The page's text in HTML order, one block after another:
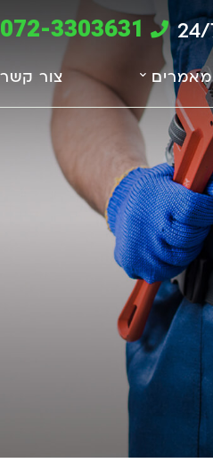
מאמרים צור קשר